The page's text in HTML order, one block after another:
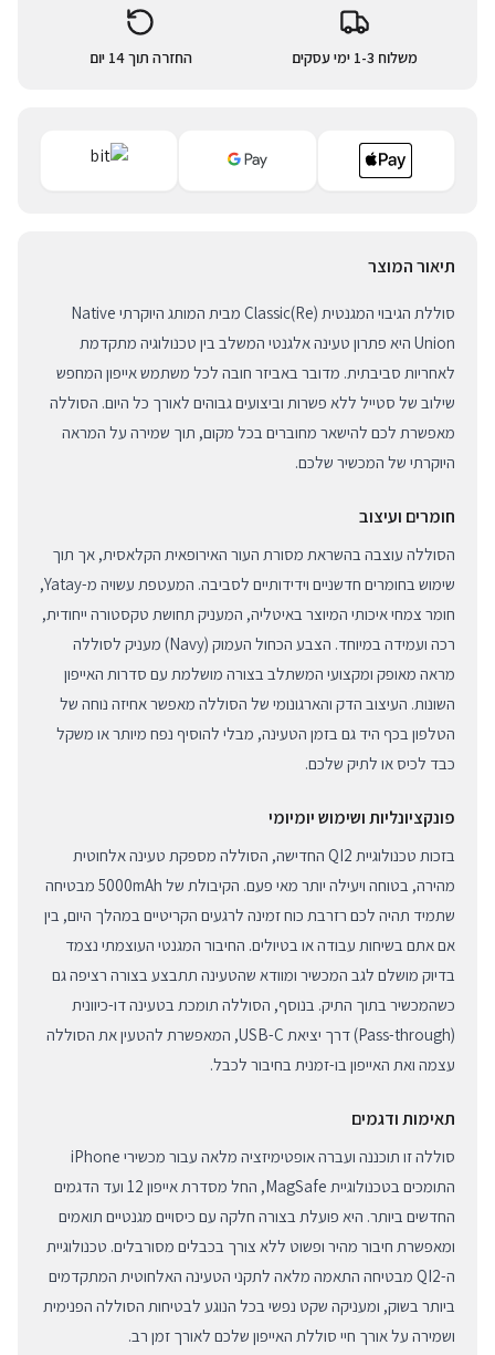
משלוח 1-3 ימי עסקים החזרה תוך 14 יום
תיאור המוצר
סוללת הגיבוי המגנטית (Re)Classic מבית המותג היוקרתי Native
Union היא פתרון טעינה אלגנטי המשלב בין טכנולוגיה מתקדמת
לאחריות סביבתית. מדובר באביזר חובה לכל משתמש אייפון המחפש
שילוב של סטייל ללא פשרות וביצועים גבוהים לאורך כל היום. הסוללה
מאפשרת לכם להישאר מחוברים בכל מקום, תוך שמירה על המראה
היוקרתי של המכשיר שלכם.
חומרים ועיצוב
הסוללה עוצבה בהשראת מסורת העור האירופאית הקלאסית, אך תוך
שימוש בחומרים חדשניים וידידותיים לסביבה. המעטפת עשויה מ-Yatay,
חומר צמחי איכותי המיוצר באיטליה, המעניק תחושת טקסטורה ייחודית,
רכה ועמידה במיוחד. הצבע הכחול העמוק (Navy) מעניק לסוללה
מראה מאופק ומקצועי המשתלב בצורה מושלמת עם סדרות האייפון
השונות. העיצוב הדק והארגונומי של הסוללה מאפשר אחיזה נוחה של
הטלפון בכף היד גם בזמן הטעינה, מבלי להוסיף נפח מיותר או משקל
כבד לכיס או לתיק שלכם.
פונקציונליות ושימוש יומיומי
בזכות טכנולוגיית QI2 החדישה, הסוללה מספקת טעינה אלחוטית
מהירה, בטוחה ויעילה יותר מאי פעם. הקיבולת של 5000mAh מבטיחה
שתמיד תהיה לכם רזרבת כוח זמינה לרגעים הקריטיים במהלך היום, בין
אם אתם בשיחות עבודה או בטיולים. החיבור המגנטי העוצמתי נצמד
בדיוק מושלם לגב המכשיר ומוודא שהטעינה תתבצע בצורה רציפה גם
כשהמכשיר בתוך התיק. בנוסף, הסוללה תומכת בטעינה דו-כיוונית
(Pass-through) דרך יציאת USB-C, המאפשרת להטעין את הסוללה
עצמה ואת האייפון בו-זמנית בחיבור לכבל.
תאימות ודגמים
סוללה זו תוכננה ועברה אופטימיזציה מלאה עבור מכשירי iPhone
התומכים בטכנולוגיית MagSafe, החל מסדרת אייפון 12 ועד הדגמים
החדשים ביותר. היא פועלת בצורה חלקה עם כיסויים מגנטיים תואמים
ומאפשרת חיבור מהיר ופשוט ללא צורך בכבלים מסורבלים. טכנולוגיית
ה-QI2 מבטיחה התאמה מלאה לתקני הטעינה האלחוטית המתקדמים
ביותר בשוק, ומעניקה שקט נפשי בכל הנוגע לבטיחות הסוללה הפנימית
ושמירה על אורך חיי סוללת האייפון שלכם לאורך זמן רב.